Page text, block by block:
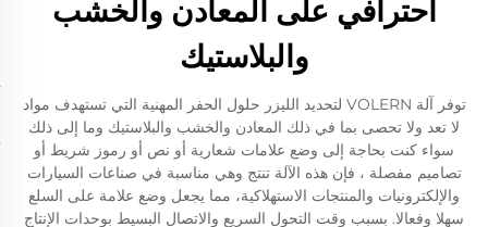
احترافي على المعادن والخشب
والبلاستيك
توفر آلة VOLERN لتحديد الليزر حلول الحفر المهنية التي تستهدف مواد
لا تعد ولا تحصى بما في ذلك المعادن والخشب والبلاستيك وما إلى ذلك
سواء كنت بحاجة إلى وضع علامات شعارية أو نص أو رموز شريط أو
تصاميم مفصلة ، فإن هذه الآلة تنتج وهي مناسبة في صناعات السيارات
والإلكترونيات والمنتجات الاستهلاكية، مما يجعل وضع علامة على السلع
سهلا وفعالا. بسبب وقت التحول السريع والاتصال البسيط بوحدات الإنتاج